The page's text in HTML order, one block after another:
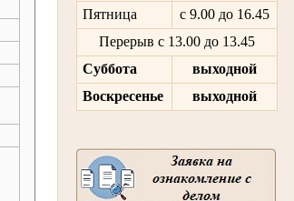
Пятница
с 9.00 до 16.45
Перерыв с 13.00 до 13.45
Суббота
выходной
Воскресенье
выходной